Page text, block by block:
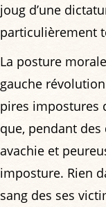
joug d’une
particulièrement
La posture
gauche
pires impostures
que, pendant
avachie et
imposture. Rien
sang des ses